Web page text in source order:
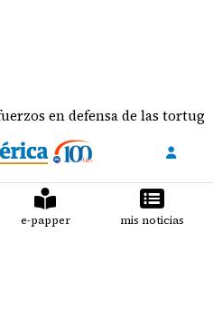
de las tortugas marinas
e-papper mis noticias